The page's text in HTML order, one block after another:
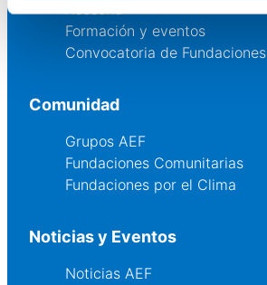
Asesoría
Formación y eventos
Convocatoria de Fundaciones
Comunidad
Grupos AEF
Fundaciones Comunitarias
Fundaciones por el Clima
Noticias y Eventos
Noticias AEF